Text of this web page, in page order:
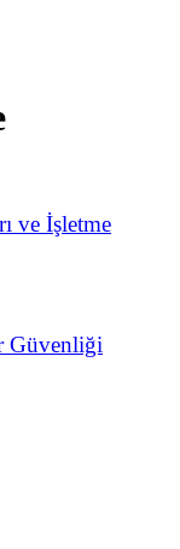
ve İşletme
Güvenliği